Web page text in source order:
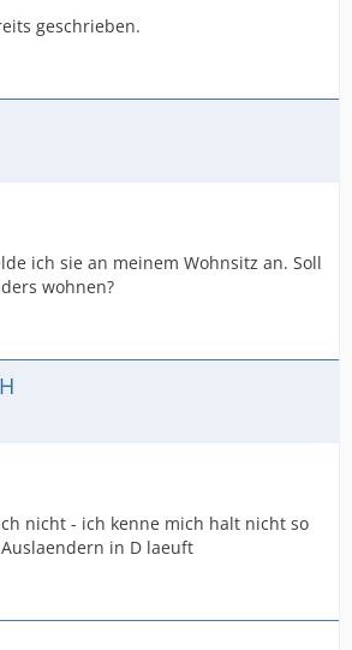
geschrieben.
ich sie an meinem Wohnsitz an. Soll
wohnen?
nicht - ich kenne mich halt nicht so
in D laeuft